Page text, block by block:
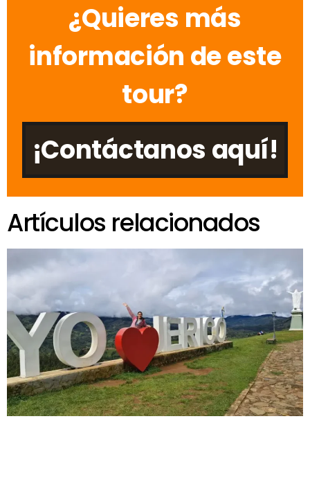
¿Quieres más
información de este
tour?
¡Contáctanos aquí!
Artículos relacionados